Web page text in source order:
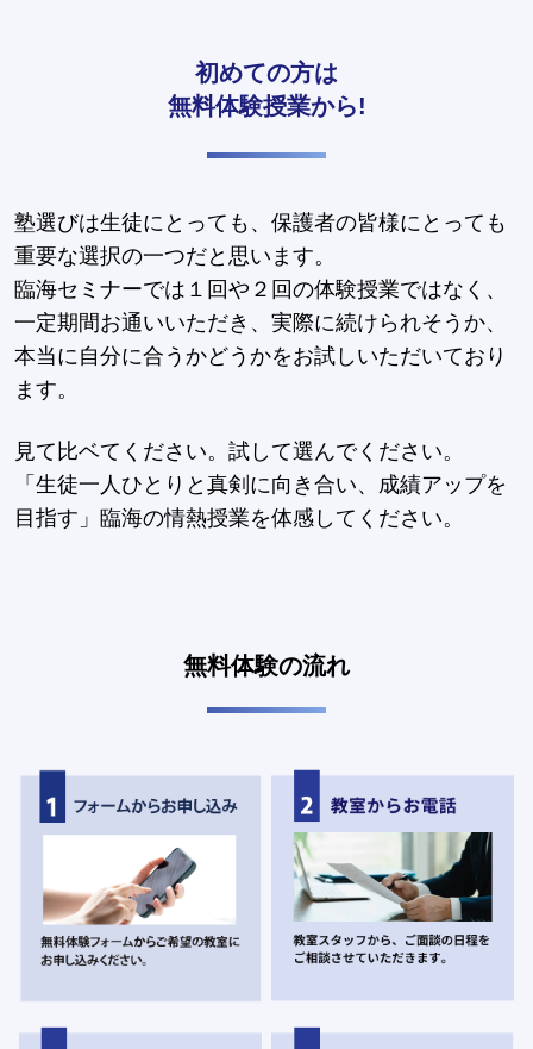
初めての方は
無料体験授業から!
塾選びは生徒にとっても、保護者の皆様にとっても
重要な選択の一つだと思います。
臨海セミナーでは１回や２回の体験授業ではなく、
一定期間お通いいただき、実際に続けられそうか、
本当に自分に合うかどうかをお試しいただいており
ます。
見て比ベてください。試して選んでください。
「生徒一人ひとりと真剣に向き合い、成績アップを
目指す」臨海の情熱授業を体感してください。
無料体験の流れ